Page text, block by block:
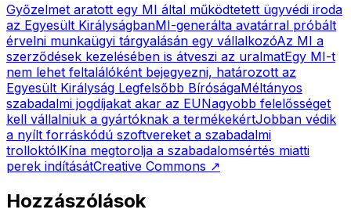
Győzelmet aratott egy MI által működtetett ügyvédi iroda
az Egyesült KirályságbanMI-generálta avatárral próbált
érvelni munkaügyi tárgyalásán egy vállalkozóAz MI a
szerződések kezelésében is átveszi az uralmatEgy MI-t
nem lehet feltalálóként bejegyezni, határozott az
Egyesült Királyság Legfelsőbb BíróságaMéltányos
szabadalmi jogdíjakat akar az EUNagyobb felelősséget
kell vállalniuk a gyártóknak a termékekértJobban védik
a nyílt forráskódú szoftvereket a szabadalmi
trolloktólKína megtorolja a szabadalomsértés miatti
perek indításátCreative Commons ↗
Hozzászólások